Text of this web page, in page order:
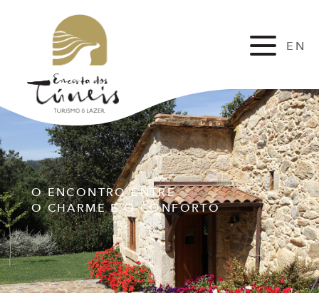
EN
O ENCONTRO ENTRE
O CHARME E O CONFORTO